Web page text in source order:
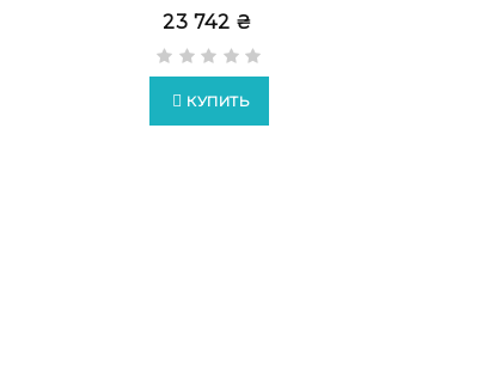
23 742 ₴
КУПИТЬ